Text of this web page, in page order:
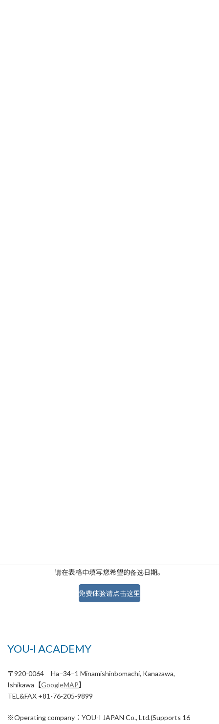
请在表格中填写您希望的备选日期。
免费体验请点击这里
YOU-I ACADEMY
〒920-0064 Ha−34−1 Minamishinbomachi, Kanazawa,
Ishikawa【GoogleMAP】
TEL&FAX +81-76-205-9899
※Operating company：YOU-I JAPAN Co., Ltd.(Supports 16